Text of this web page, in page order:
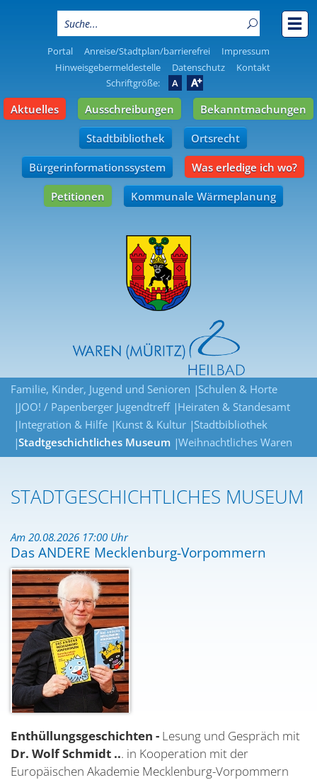
Portal Anreise/Stadtplan/barrierefrei
Impressum
Hinweisgebermeldestelle
Datenschutz
Kontakt
Schriftgröße:
A A
Aktuelles Ausschreibungen Bekanntmachungen
Stadtbibliothek Ortsrecht
Bürgerinformationssystem Was erledige ich wo?
Petitionen Kommunale Wärmeplanung
Familie, Kinder, Jugend und Senioren
Schulen & Horte
JOO! / Papenberger Jugendtreff Heiraten & Standesamt
Integration & Hilfe Kunst & Kultur Stadtbibliothek
Stadtgeschichtliches Museum Weihnachtliches Waren
STADTGESCHICHTLICHES MUSEUM
Am 20.08.2026 17:00 Uhr
Das ANDERE Mecklenburg-Vorpommern
Enthüllungsgeschichten - Lesung und Gespräch mit
Dr. Wolf Schmidt ... in Kooperation mit der
Europäischen Akademie Mecklenburg-Vorpommern